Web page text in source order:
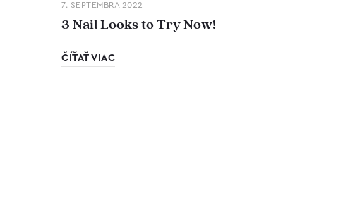
7. SEPTEMBRA 2022
3 Nail Looks to Try Now!
ČÍŤAŤ VIAC